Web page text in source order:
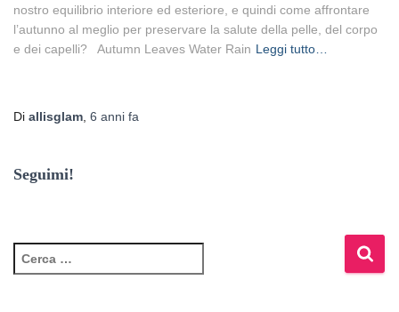
nostro equilibrio interiore ed esteriore, e quindi come affrontare
l’autunno al meglio per preservare la salute della pelle, del corpo
e dei capelli? Autumn Leaves Water Rain Leggi tutto…
Di allisglam 6 anni fa
Seguimi!
i